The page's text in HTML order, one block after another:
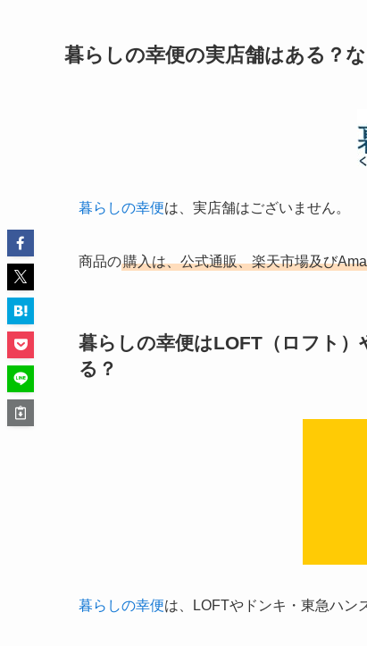
暮らしの幸便の実店舗はある？な
暮らしの幸便は、実店舗はございません。
商品の購入は、公式通販、楽天市場及び
暮らしの幸便はLOFT（ロフト
る？
暮らしの幸便は、LOFTやドンキ・東急ハン